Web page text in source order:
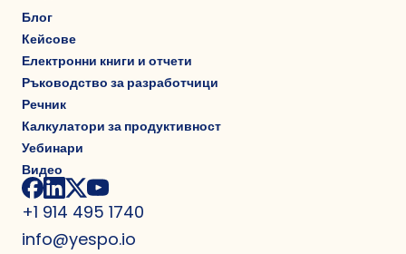
Блог
Кейсове
Електронни книги и отчети
Ръководство за разработчици
Речник
Калкулатори за продуктивност
Уебинари
Видео
+1 914 495 1740
info@yespo.io